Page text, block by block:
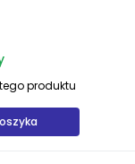
produktu